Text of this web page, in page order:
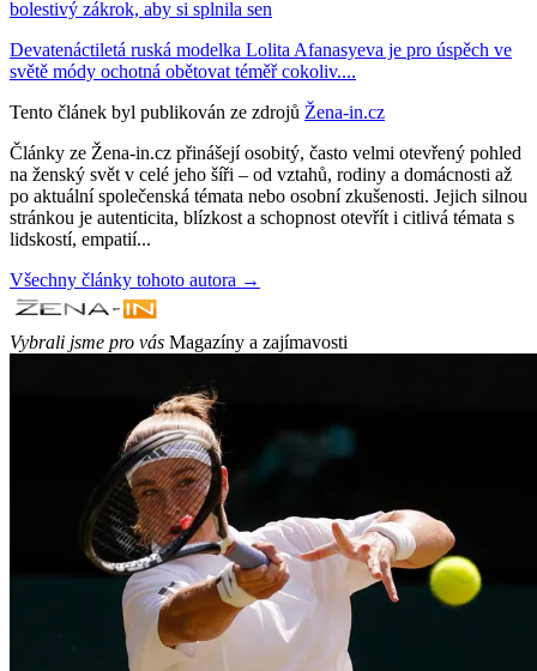
bolestivý zákrok, aby si splnila sen
Devatenáctiletá ruská modelka Lolita Afanasyeva je pro úspěch ve
světě módy ochotná obětovat téměř cokoliv....
Tento článek byl publikován ze zdrojů Žena-in.cz
Články ze Žena-in.cz přinášejí osobitý, často velmi otevřený pohled
na ženský svět v celé jeho šíři – od vztahů, rodiny a domácnosti až
po aktuální společenská témata nebo osobní zkušenosti. Jejich silnou
stránkou je autenticita, blízkost a schopnost otevřít i citlivá témata s
lidskostí, empatií...
Všechny články tohoto autora →
Vybrali jsme pro vás Magazíny a zajímavosti